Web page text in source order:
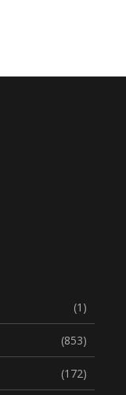
(1)
(853)
(172)